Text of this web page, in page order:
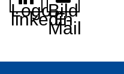
Logo
linkedin
Bild
E-
Mail